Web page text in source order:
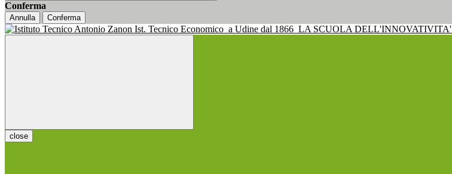
Conferma
Annulla Conferma
Ist. Tecnico Economico a Udine dal 1866 LA SCUOLA DELL'INNOVATIVITA'
close